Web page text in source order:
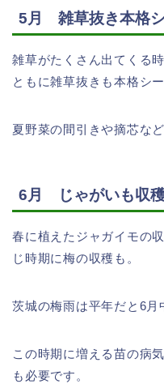
5月 雑草抜き本格
雑草がたくさん出てくる
ともに雑草抜きも本格シー
夏野菜の間引きや摘芯など
6月 じゃがいも収
春に植えたジャガイモの
じ時期に梅の収穫も。
茨城の梅雨は平年だと6月
この時期に増える苗の病
も必要です。